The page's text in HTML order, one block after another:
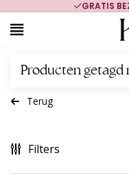
GRATIS
Producten
Terug
Filters